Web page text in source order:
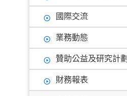
國際交流
業務動態
贊助公益及研究計劃
財務報表